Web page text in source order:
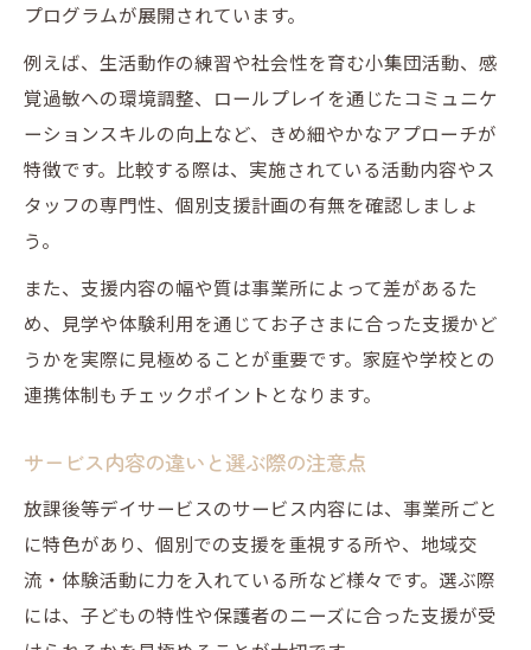
プログラムが展開されています。
例えば、生活動作の練習や社会性を育む小集団活動、感
覚過敏への環境調整、ロールプレイを通じたコミュニケ
ーションスキルの向上など、きめ細やかなアプローチが
特徴です。比較する際は、実施されている活動内容やス
タッフの専門性、個別支援計画の有無を確認しましょ
う。
また、支援内容の幅や質は事業所によって差があるた
め、見学や体験利用を通じてお子さまに合った支援かど
うかを実際に見極めることが重要です。家庭や学校との
連携体制もチェックポイントとなります。
サービス内容の違いと選ぶ際の注意点
放課後等デイサービスのサービス内容には、事業所ごと
に特色があり、個別での支援を重視する所や、地域交
流・体験活動に力を入れている所など様々です。選ぶ際
には、子どもの特性や保護者のニーズに合った支援が受